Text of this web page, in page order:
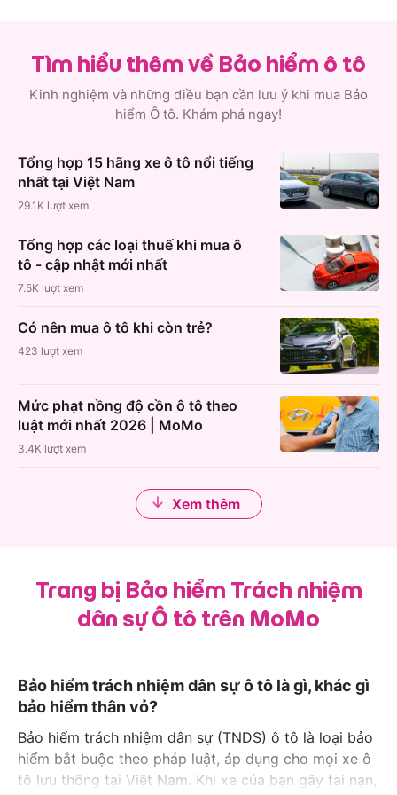
Tìm hiểu thêm về Bảo hiểm ô tô
Kinh nghiệm và những điều bạn cần lưu ý khi mua Bảo
hiểm Ô tô. Khám phá ngay!
Tổng hợp 15 hãng xe ô tô nổi tiếng
nhất tại Việt Nam
29.1K lượt xem
Tổng hợp các loại thuế khi mua ô
tô - cập nhật mới nhất
7.5K lượt xem
Có nên mua ô tô khi còn trẻ?
423 lượt xem
Mức phạt nồng độ cồn ô tô theo
luật mới nhất 2026 | MoMo
3.4K lượt xem
Xem thêm
Trang bị Bảo hiểm Trách nhiệm
dân sự Ô tô trên MoMo
Bảo hiểm trách nhiệm dân sự ô tô là gì, khác gì
bảo hiểm thân vỏ?
Bảo hiểm trách nhiệm dân sự (TNDS) ô tô là loại bảo
hiểm bắt buộc theo pháp luật, áp dụng cho mọi xe ô
tô lưu thông tại Việt Nam. Khi xe của bạn gây tai nạn,